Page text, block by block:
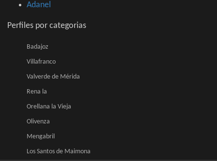
Adanel
Perfiles por categorias
Badajoz
Villafranco
Valverde de Mérida
Rena la
Orellana la Vieja
Olivenza
Mengabril
Los Santos de Maimona